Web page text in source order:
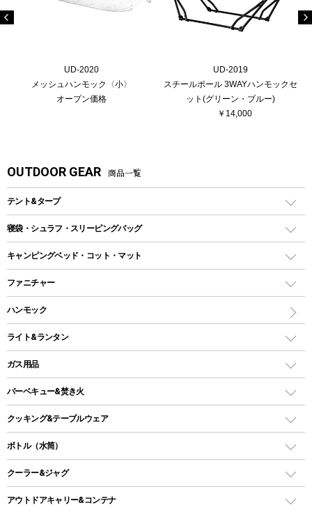
UD-2020
メッシュハンモック〈小〉
オープン価格
UD-2019
スチールポール 3WAYハンモックセ
ット(グリーン・ブルー)
￥14,000
OUTDOOR GEAR 商品一覧
テント&タープ
テント
ツールームテント
ワンポールテント
シェルターテント
ロッジ型・オリジナルテント
タープ
スクエアタープ（レクタタープ）
メッシュタープ
自立式タープ
寝袋・シュラフ・スリーピングバッグ
レクタングラー型（封筒型）シュラフ
インナーシュラフ
キャンピングベッド・コット・マット
キャンピングベッド・コット
インフレータブルマット
ファニチャー
アウトドアテーブル
レジャーシート
ハンモック
ライト&ランタン
LEDランタン
ガスランタン
オイルランタン
LEDライト
ヘッドライト
キャンドル
ガス用品
ガスバーナー
ガス缶
ガストーチ、ライター
バーベキュー&焚き火
バーベキューコンロ、グリル
焚き火台タイプ（ロースタイル）グリル
卓上タイプグリル
パーティータイプグリル
クッキング&テーブルウェア
ダッチオーブン
ホットサンドメーカー
ボトル（水筒）
ステンレスボトル
クーラー&ジャグ
クーラーボックス
アウトドアキャリー&コンテナ